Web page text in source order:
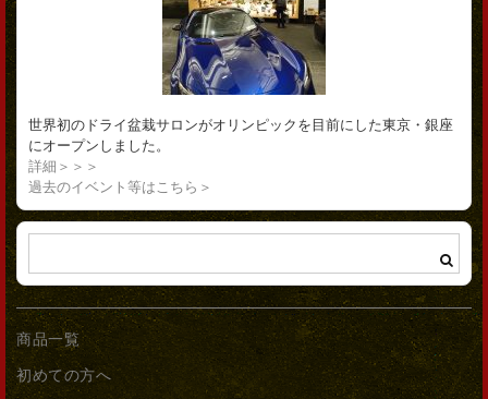
世界初のドライ盆栽サロンがオリンピックを目前にした東京・銀座
にオープンしました。
詳細＞＞＞
過去のイベント等はこちら＞
商品一覧
初めての方へ